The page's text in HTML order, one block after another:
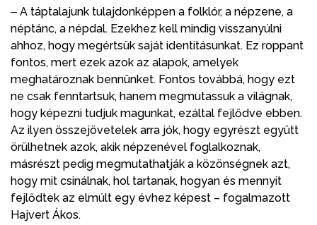
‒ A táptalajunk tulajdonképpen a folklór, a népzene, a
néptánc, a népdal. Ezekhez kell mindig visszanyúlni
ahhoz, hogy megértsük saját identitásunkat. Ez roppant
fontos, mert ezek azok az alapok, amelyek
meghatároznak bennünket. Fontos továbbá, hogy ezt
ne csak fenntartsuk, hanem megmutassuk a világnak,
hogy képezni tudjuk magunkat, ezáltal fejlődve ebben.
Az ilyen összejövetelek arra jók, hogy egyrészt együtt
örülhetnek azok, akik népzenével foglalkoznak,
másrészt pedig megmutathatják a közönségnek azt,
hogy mit csinálnak, hol tartanak, hogyan és mennyit
fejlődtek az elmúlt egy évhez képest – fogalmazott
Hajvert Ákos.